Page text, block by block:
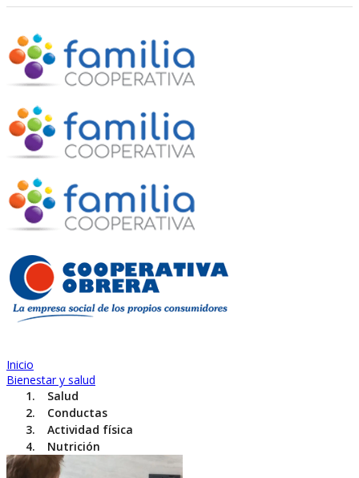
Inicio
Bienestar y salud
Salud
Conductas
Actividad física
Nutrición